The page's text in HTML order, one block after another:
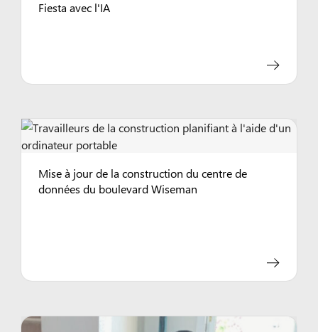
Fiesta avec l'IA
Mise à jour de la construction du centre de
données du boulevard Wiseman